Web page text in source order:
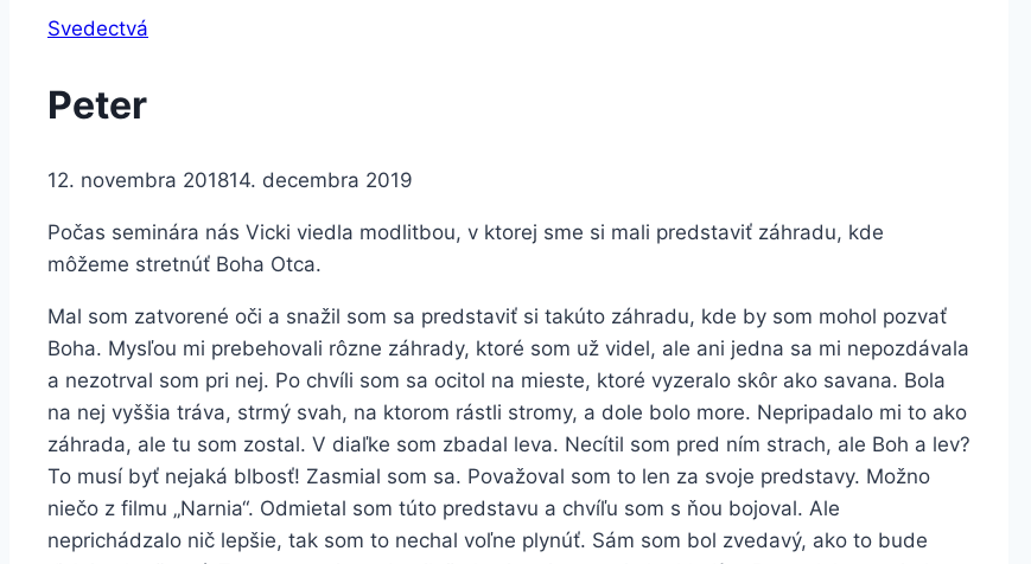
Svedectvá
Peter
12. novembra 201814. decembra 2019
Počas seminára nás Vicki viedla modlitbou, v ktorej sme si mali predstaviť záhradu, kde
môžeme stretnúť Boha Otca.
Mal som zatvorené oči a snažil som sa predstaviť si takúto záhradu, kde by som mohol pozvať
Boha. Mysľou mi prebehovali rôzne záhrady, ktoré som už videl, ale ani jedna sa mi nepozdávala
a nezotrval som pri nej. Po chvíli som sa ocitol na mieste, ktoré vyzeralo skôr ako savana. Bola
na nej vyššia tráva, strmý svah, na ktorom rástli stromy, a dole bolo more. Nepripadalo mi to ako
záhrada, ale tu som zostal. V diaľke som zbadal leva. Necítil som pred ním strach, ale Boh a lev?
To musí byť nejaká blbosť! Zasmial som sa. Považoval som to len za svoje predstavy. Možno
niečo z filmu „Narnia“. Odmietal som túto predstavu a chvíľu som s ňou bojoval. Ale
neprichádzalo nič lepšie, tak som to nechal voľne plynúť. Sám som bol zvedavý, ako to bude